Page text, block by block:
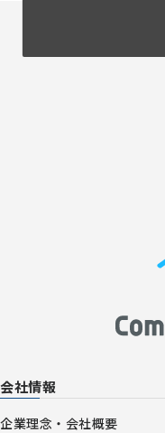
会社情報
企業理念・会社概要